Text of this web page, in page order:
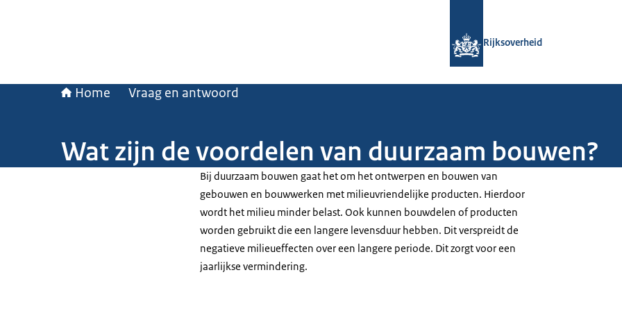
Rijksoverheid
Home Vraag en antwoord
Wat zijn de voordelen van duurzaam bouwen?
Bij duurzaam bouwen gaat het om het ontwerpen en bouwen van
gebouwen en bouwwerken met milieuvriendelijke producten. Hierdoor
wordt het milieu minder belast. Ook kunnen bouwdelen of producten
worden gebruikt die een langere levensduur hebben. Dit verspreidt de
negatieve milieueffecten over een langere periode. Dit zorgt voor een
jaarlijkse vermindering.